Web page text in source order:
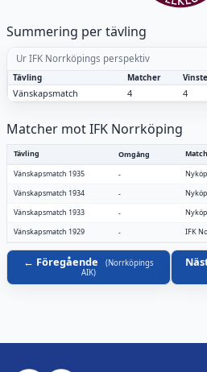
Summering per tävling
Ur IFK Norrköpings perspektiv
Tävling Matcher
Vänskapsmatch 4 4
Matcher mot IFK Norrköping
Tävling Omgång Match
Vänskapsmatch 1935
-
Vänskapsmatch 1934
-
Vänskapsmatch 1933
-
Vänskapsmatch 1929
- IFK
Föregående (Norrköpings
AIK)